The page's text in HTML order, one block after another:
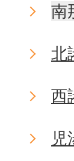
南
北
西
児